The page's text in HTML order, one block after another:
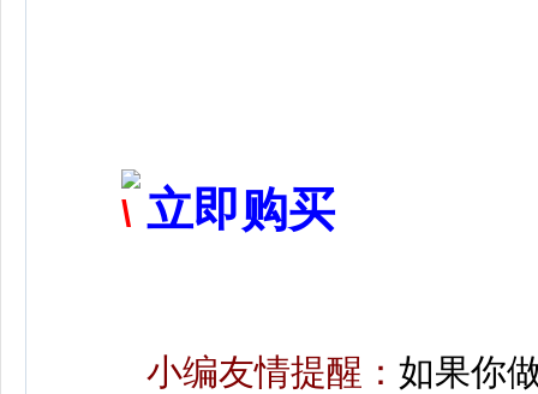
立即购买
小编友情提醒： 如果你